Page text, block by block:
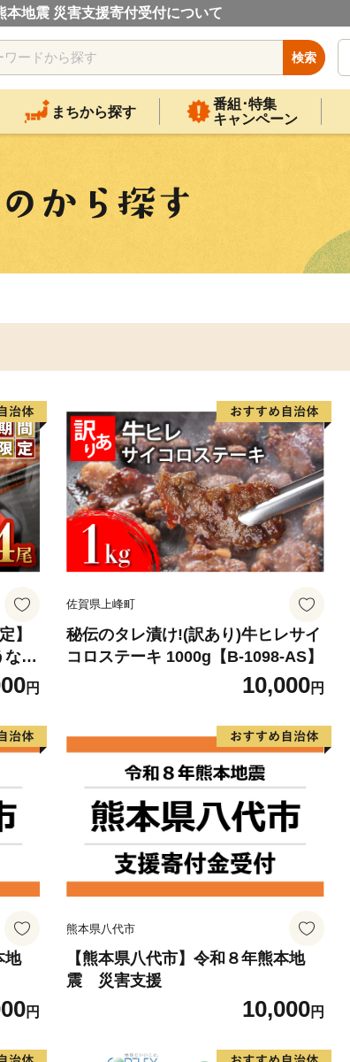
本地震 災害支援寄付受付について
検索
まちから探す
番組･特集
キャンペーン
】
なぎ
円
佐賀県上峰町
秘伝のタレ漬け!(訳あり)牛ヒレサイ
コロステーキ 1000g【B-1098-AS】
10,000円
地
円
熊本県八代市
【熊本県八代市】令和８年熊本地
震 災害支援
10,000円